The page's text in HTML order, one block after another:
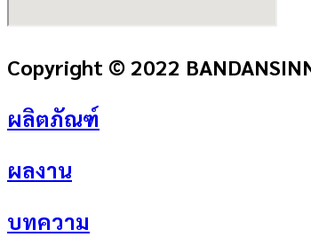
Copyright © 2022
ผลิตภัณฑ์
ผลงาน
บทความ